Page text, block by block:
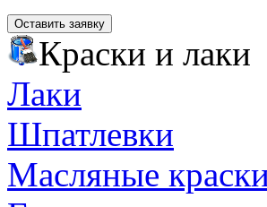
Оставить заявку
Краски и лаки
Лаки
Шпатлевки
Масляные